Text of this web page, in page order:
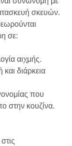
σκευών.
σε:
αιχμής.
και διάρκεια
που
στην κουζίνα.